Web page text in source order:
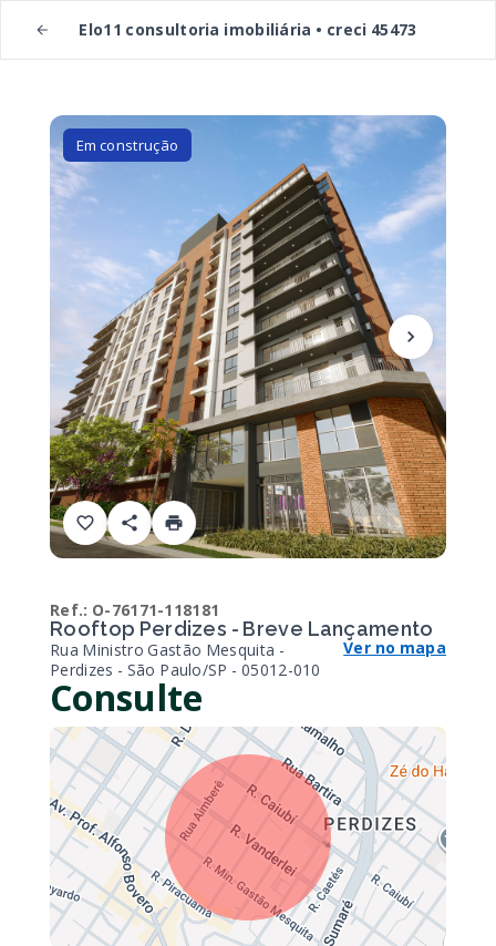
Elo11 consultoria imobiliária • creci 45473
Em construção
Ref.: O-76171-118181
Rooftop Perdizes - Breve Lançamento
Rua Ministro Gastão Mesquita -
Perdizes - São Paulo/SP - 05012-010
Ver no mapa
Consulte